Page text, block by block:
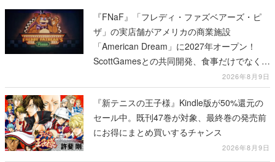
『FNaF』「フレディ・ファズベアーズ・ピ
ザ」の実店舗がアメリカの商業施設
「American Dream」に2027年オープン！
ScottGamesとの共同開発、食事だけでなくス
テージショーや没入型のホラー体験も楽しめ
る
2026年8月9日
『新テニスの王子様』Kindle版が50%還元の
セール中。既刊47巻が対象、最終巻の発売前
にお得にまとめ買いするチャンス
2026年8月9日